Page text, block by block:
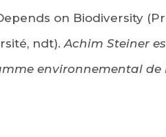
on Biodiversity
ndt).Achim Steiner
environnemental de